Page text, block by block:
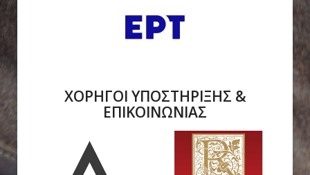
ΧΟΡΗΓΟΙ ΥΠΟΣΤΗΡΙΞΗΣ &
ΕΠΙΚΟΙΝΩΝΙΑΣ